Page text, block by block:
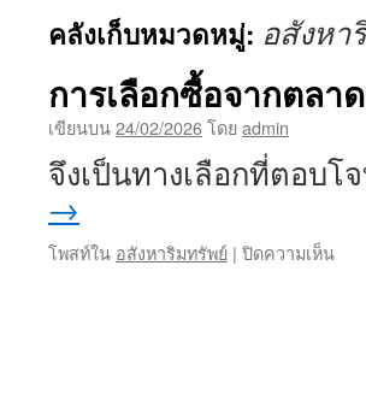
เนื้อหา
คลังเก็บหมวดหมู่: อสังหา
การเลือกซื้อจากตลา
เขียนบน24/02/2026โดยadmin
จึงเป็นทางเลือกที่ตอบ
→
โพสท์ใน อสังหาริมทรัพย์ | ปิดความเห็นบน